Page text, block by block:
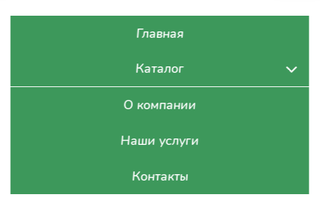
Главная
Каталог
О компании
Наши услуги
Контакты